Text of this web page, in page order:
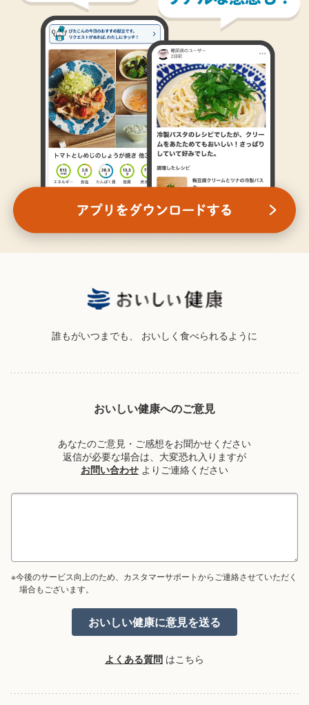
誰もがいつまでも、 おいしく食べられるように
おいしい健康へのご意見
あなたのご意見・ご感想をお聞かせください
返信が必要な場合は、大変恐れ入りますが
お問い合わせ よりご連絡ください
※今後のサービス向上のため、カスタマーサポートからご連絡させていただく
場合もございます。
よくある質問 はこちら